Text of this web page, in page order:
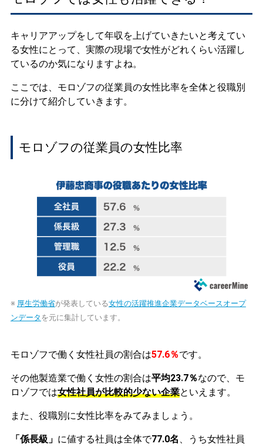
キャリアアップをして年収を上げていきたいと考えてい
る女性にとって、実際の現場で女性がどれくらい活躍し
ているのか気になりますよね。
ここでは、モロゾフの従業員の女性比率を全体と役職別
に分けて紹介していきます。
モロゾフの従業員の女性比率
※ 厚生労働省が発表している女性の活躍推進企業データベースオープ
ンデータ を元に集計しています。
モロゾフで働く女性社員の割合は57.6％です。
その他製造業で働く女性の割合は平均23.7％なので、モ
ロゾフでは女性社員が比較的少ない企業といえます。
また、役職別に女性比率をみてみましょう。
「係長級」 に値する社員は全体で77.0名 、うち女性社員